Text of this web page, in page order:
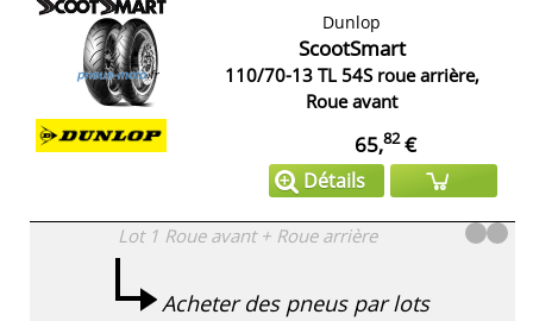
Dunlop
ScootSmart
110/70-13 TL 54S roue arrière,
Roue avant
65,82€
Détails
Lot 1 Roue avant + Roue arrière
Acheter des pneus par lots